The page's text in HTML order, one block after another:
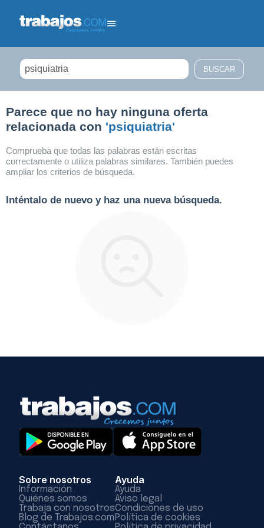
Parece que no hay ninguna oferta
relacionada con 'psiquiatria'
Comprueba que todas las palabras están escritas
correctamente o utiliza palabras similares. También puedes
ampliar los criterios de búsqueda.
Inténtalo de nuevo y haz una nueva búsqueda.
Sobre nosotros
Información
Quiénes somos
Trabaja con nosotros
Blog de Trabajos.com
Ayuda
Ayuda
Aviso legal
Condiciones de uso
Política de cookies